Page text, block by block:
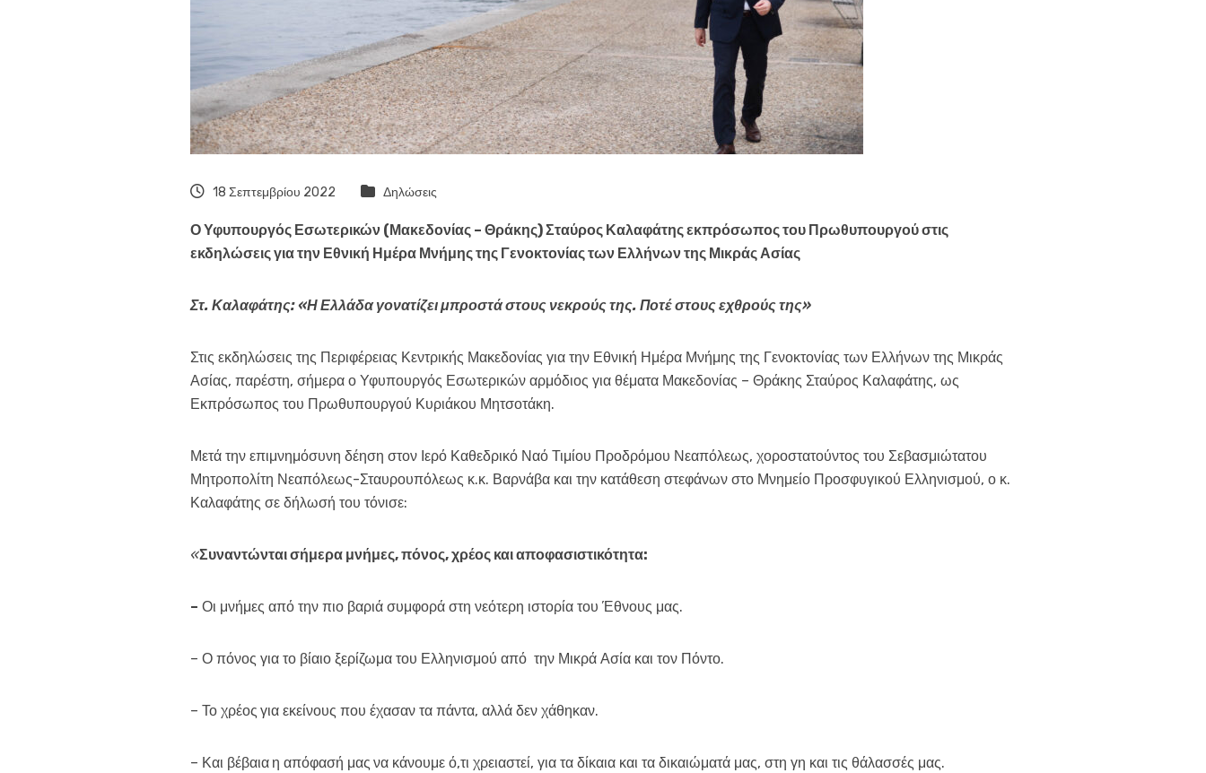
18 Σεπτεμβρίου 2022 Δηλώσεις
ΟΥφυπουργός Εσωτερικών (Μακεδονίας – Θράκης) Σταύρος Καλαφάτης εκπρόσωπος του Πρωθυπουργού στις
εκδηλώσεις για την Εθνική Ημέρα Μνήμης της Γενοκτονίας των Ελλήνων της Μικράς Ασίας
Στ. Καλαφάτης: «Η Ελλάδα γονατίζει μπροστά στους νεκρούς της. Ποτέ στους εχθρούς της»
Στις εκδηλώσεις της Περιφέρειας Κεντρικής Μακεδονίας για την Εθνική Ημέρα Μνήμης της Γενοκτονίας των Ελλήνων της Μικράς
Ασίας, παρέστη, σήμερα ο Υφυπουργός Εσωτερικών αρμόδιος για θέματα Μακεδονίας – Θράκης Σταύρος Καλαφάτης, ως
Εκπρόσωπος του Πρωθυπουργού Κυριάκου Μητσοτάκη.
Μετά την επιμνημόσυνη δέηση στον Ιερό Καθεδρικό Ναό Τιμίου Προδρόμου Νεαπόλεως, χοροστατούντος του Σεβασμιώτατου
Μητροπολίτη Νεαπόλεως-Σταυρουπόλεως κ.κ. Βαρνάβα και την κατάθεση στεφάνων στο Μνημείο Προσφυγικού Ελληνισμού, ο κ.
Καλαφάτης σε δήλωσή του τόνισε:
«Συναντώνται σήμερα μνήμες, πόνος, χρέος και αποφασιστικότητα:
– Οι μνήμες από την πιο βαριά συμφορά στη νεότερη ιστορία του Έθνους μας.
– Ο πόνος για το βίαιο ξερίζωμα του Ελληνισμού από την Μικρά Ασία και τον Πόντο.
– Το χρέος για εκείνους που έχασαν τα πάντα, αλλά δεν χάθηκαν.
– Και βέβαια η απόφασή μας να κάνουμε ό,τι χρειαστεί, για τα δίκαια και τα δικαιώματά μας, στη γη και τις θάλασσές μας.